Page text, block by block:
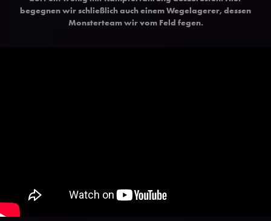
begegnen wir schließlich auch einem Wegelagerer, dessen
Monsterteam wir vom Feld fegen.